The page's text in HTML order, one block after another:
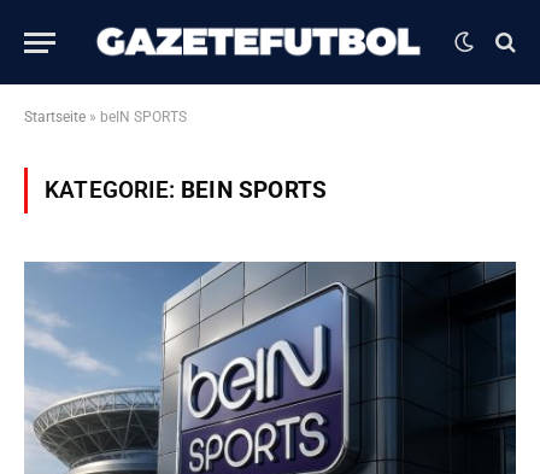
Startseite » beIN SPORTS
KATEGORIE: BEIN SPORTS